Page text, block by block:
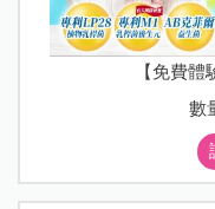
【免費
數